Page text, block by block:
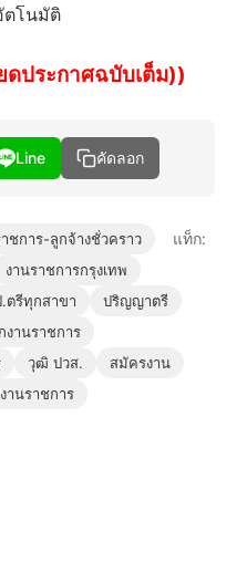
ตโนมัติ
ดประกาศฉบับเต็ม))
Line คัดลอก
ชการ-ลูกจ้างชั่วคราว แท็ก:
งานราชการกรุงเทพ
ตรีทุกสาขา
ปริญญาตรี
งานราชการ
วุฒิ ปวส.
สมัครงาน
านราชการ